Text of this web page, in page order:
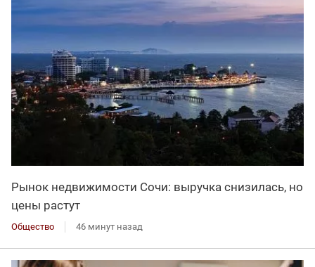
Рынок недвижимости Сочи: выручка снизилась, но
цены растут
Общество 46 минут назад